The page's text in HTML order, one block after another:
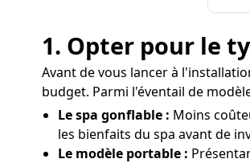
1. Opter pour le
Avant de vous lancer à
budget. Parmi l'éventail de
Le spa gonflable : Moins
les bienfaits du spa avant de
Le modèle portable :